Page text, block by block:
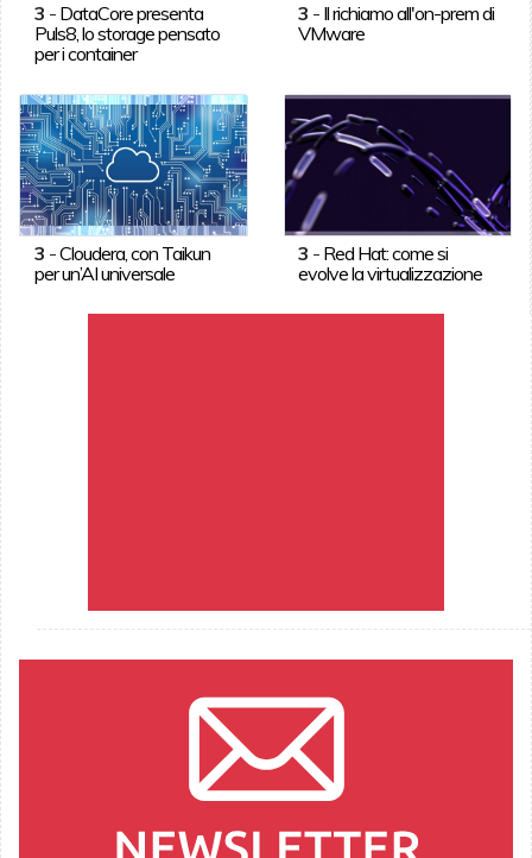
3 - DataCore presenta
Puls8, lo storage pensato
per i container
3 - Il richiamo all'on-prem di
VMware
3 -Cloudera, con Taikun
per un’AI universale
3 - Red Hat: come si
evolve la virtualizzazione